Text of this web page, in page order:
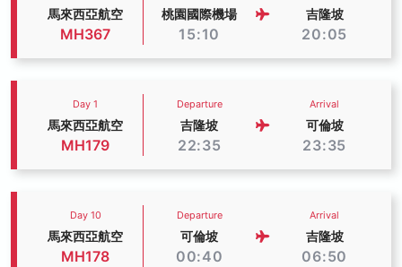
馬來西亞航空
MH367
桃園國際機場
15:10
吉隆坡
20:05
Day 1
馬來西亞航空
MH179
Departure
吉隆坡
22:35
Arrival
可倫坡
23:35
Day 10
馬來西亞航空
MH178
Departure
可倫坡
00:40
Arrival
吉隆坡
06:50